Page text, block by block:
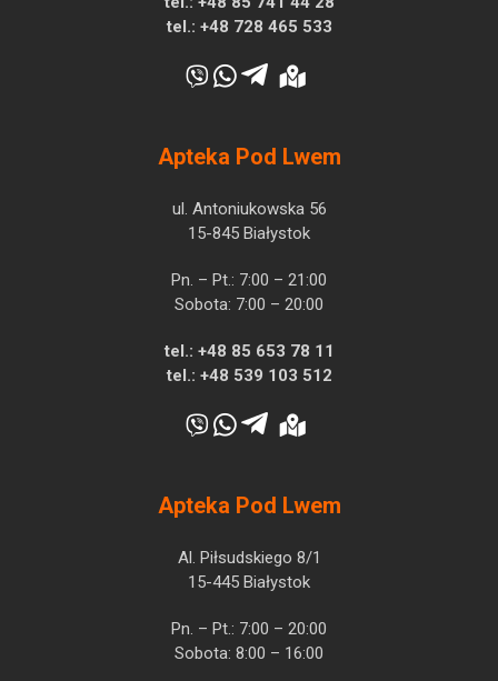
tel.: +48 728 465 533
Apteka Pod Lwem
ul. Antoniukowska 56
15-845 Białystok
Pn. – Pt.: 7:00 – 21:00
Sobota: 7:00 – 20:00
tel.: +48 85 653 78 11
tel.: +48 539 103 512
Apteka Pod Lwem
Al. Piłsudskiego 8/1
15-445 Białystok
Pn. – Pt.: 7:00 – 20:00
Sobota: 8:00 – 16:00